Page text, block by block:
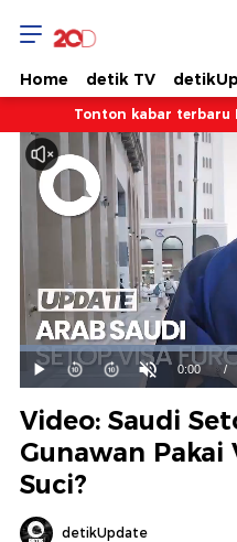
Home detik TV
Tonton kabar terbaru
Mainkan
Suara
Hidup
Waktu
ini
0:00 /
Video: Saudi
Gunawan Pakai
Suci?
detikUpdate